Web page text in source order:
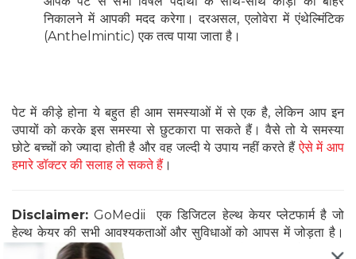
निकालने में आपकी मदद करेगा। दरअसल, एलोवेरा में एंथेल्मिंटिक
(Anthelmintic) एक तत्व पाया जाता है।
पेट में कीड़े होना ये बहुत ही आम समस्याओं में से एक है, लेकिन आप इन
उपायों को करके इस समस्या से छुटकारा पा सकते हैं। वैसे तो ये समस्या
छोटे बच्चों को ज्यादा होती है और वह जल्दी ये उपाय नहीं करते हैंऐसे में आप
हमारे डॉक्टर की सलाह ले सकते हैं ।
Disclaimer: GoMedii एक डिजिटल हेल्थ केयर प्लेटफार्म है जो
हेल्थ केयर की सभी आवश्यकताओं और सुविधाओं को आपस में जोड़ता है।
GoMedii अपने पाठकों के लिए स्वास्थ्य समाचार, हेल्थ टिप्स और हेल्थ से